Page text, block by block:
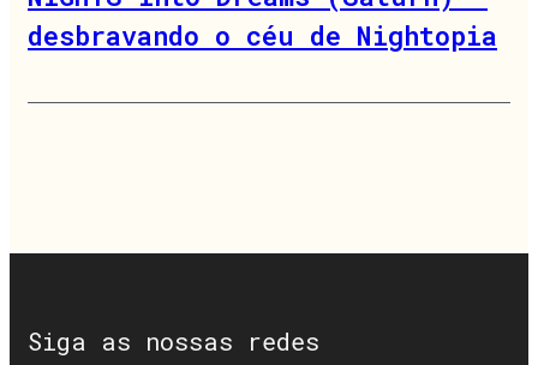
desbravando o céu de Nightopia
Siga as nossas redes